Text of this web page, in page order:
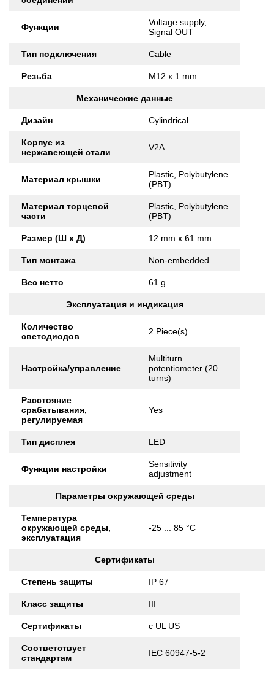
Функции
Voltage supply,
Signal OUT
Тип подключения Cable
Резьба M12 x 1 mm
Механические данные
Дизайн Cylindrical
Корпус из
нержавеющей стали
V2A
Материал крышки
Plastic, Polybutylene
(PBT)
Материал торцевой
части
Plastic, Polybutylene
(PBT)
Размер (Ш x Д) 12 mm x 61 mm
Тип монтажа Non-embedded
Вес нетто 61 g
Эксплуатация и индикация
Количество
светодиодов
2 Piece(s)
Настройка/управление
Multiturn
potentiometer (20
turns)
Расстояние
срабатывания,
регулируемая
Yes
Тип дисплея LED
Функции настройки
Sensitivity
adjustment
Параметры окружающей среды
Температура
окружающей среды,
эксплуатация
-25 ... 85 °C
Сертификаты
Степень защиты IP 67
Класс защиты III
Сертификаты c UL US
Соответствует
стандартам
IEC 60947-5-2